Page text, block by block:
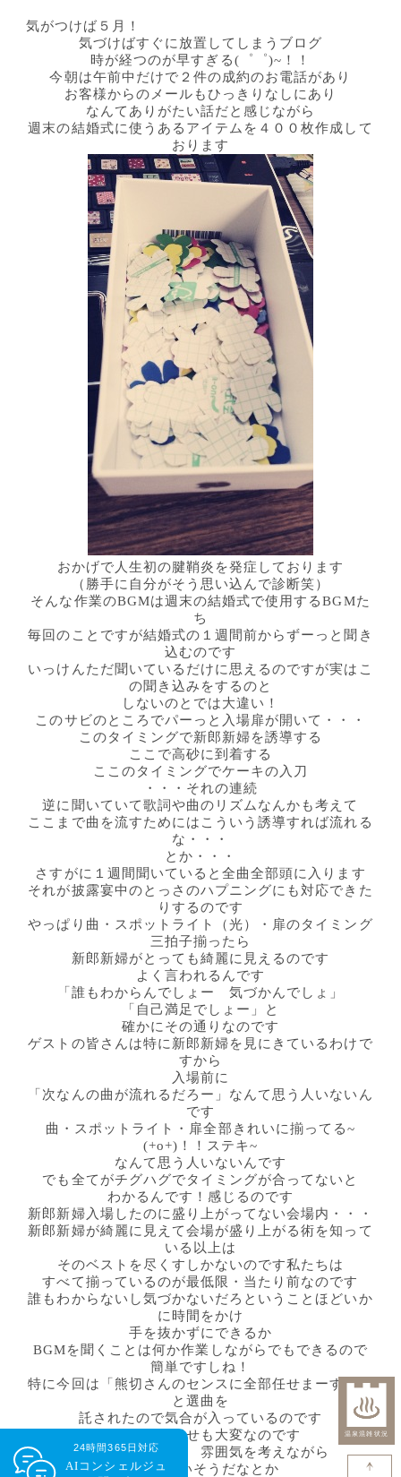
気がつけば５月！
気づけばすぐに放置してしまうブログ
時が経つのが早すぎる(゜゜)~！！
今朝は午前中だけで２件の成約のお電話があり
お客様からのメールもひっきりなしにあり
なんてありがたい話だと感じながら
週末の結婚式に使うあるアイテムを４００枚作成して
おります
おかげで人生初の腱鞘炎を発症しております
（勝手に自分がそう思い込んで診断笑）
そんな作業のBGMは週末の結婚式で使用するBGMた
ち
毎回のことですが結婚式の１週間前からずーっと聞き
込むのです
いっけんただ聞いているだけに思えるのですが実はこ
の聞き込みをするのと
しないのとでは大違い！
このサビのところでパーっと入場扉が開いて・・・
このタイミングで新郎新婦を誘導する
ここで高砂に到着する
ここのタイミングでケーキの入刀
・・・それの連続
逆に聞いていて歌詞や曲のリズムなんかも考えて
ここまで曲を流すためにはこういう誘導すれば流れる
な・・・
とか・・・
さすがに１週間聞いていると全曲全部頭に入ります
それが披露宴中のとっさのハプニングにも対応できた
りするのです
やっぱり曲・スポットライト（光）・扉のタイミング
三拍子揃ったら
新郎新婦がとっても綺麗に見えるのです
よく言われるんです
「誰もわからんでしょー 気づかんでしょ」
「自己満足でしょー」と
確かにその通りなのです
ゲストの皆さんは特に新郎新婦を見にきているわけで
すから
入場前に
「次なんの曲が流れるだろー」なんて思う人いないん
です
曲・スポットライト・扉全部きれいに揃ってる~
(+o+)！！ステキ~
なんて思う人いないんです
でも全てがチグハグでタイミングが合ってないと
わかるんです！感じるのです
新郎新婦入場したのに盛り上がってない会場内・・・
新郎新婦が綺麗に見えて会場が盛り上がる術を知って
いる以上は
そのベストを尽くすしかないのです私たちは
すべて揃っているのが最低限・当たり前なのです
誰もわからないし気づかないだろということほどいか
に時間をかけ
手を抜かずにできるか
BGMを聞くことは何か作業しながらでもできるので
簡単ですしね！
特に今回は「熊切さんのセンスに全部任せまーす！」
と選曲を
託されたので気合が入っているのです
なかなかお任せも大変なのです
２人の性格や年齢 雰囲気を考えながら
この曲合いそうだなとか
24時間365日対応
AIコンシェルジュ